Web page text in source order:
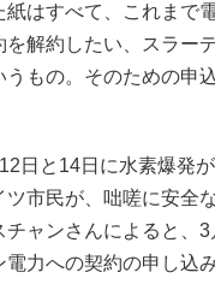
はすべて、これまで
解約したい、スラー
もの。そのための申
日と14日に水素爆発
市民が、咄嗟に安全
ャンさんによると、
力への契約の申し込